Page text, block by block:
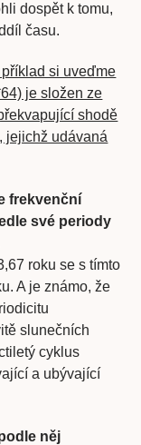
dospět k tomu,
času.
si uveďme
je složen ze
shodě
jejichž udávaná
frekvenční
své periody
roku se s tímto
A je známo, že
slunečních
cyklus
a ubývající
něj